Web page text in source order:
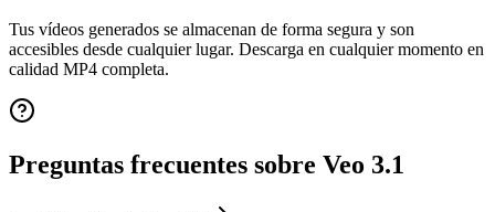
Tus vídeos generados se almacenan de forma segura y son
accesibles desde cualquier lugar. Descarga en cualquier momento en
calidad MP4 completa.
Preguntas frecuentes sobre Veo 3.1